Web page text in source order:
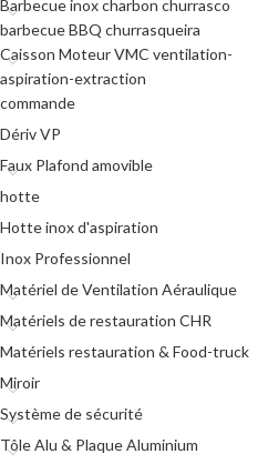
Barbecue inox charbon churrasco
barbecue BBQ churrasqueira
Caisson Moteur VMC ventilation-
aspiration-extraction
commande
Dériv VP
Faux Plafond amovible
hotte
Hotte inox d'aspiration
Inox Professionnel
Matériel de Ventilation Aéraulique
Matériels de restauration CHR
Matériels restauration & Food-truck
Miroir
Système de sécurité
Tôle Alu & Plaque Aluminium